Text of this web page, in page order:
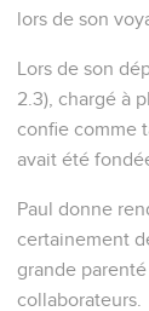
lors de son
Lors de son
2.3), chargé à
confie comme
avait été
Paul donne
certainement
grande
collaborateurs.